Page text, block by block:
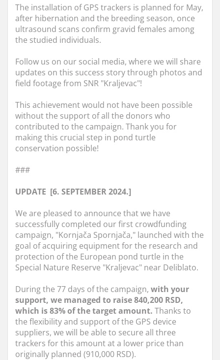
The installation of GPS trackers is planned for May,
after hibernation and the breeding season, once
ultrasound scans confirm gravid females among
the studied individuals.
Follow us on our social media, where we will share
updates on this success story through photos and
field footage from SNR "Kraljevac"!
This achievement would not have been possible
without the support of all the donors who
contributed to the campaign. Thank you for
making this crucial step in pond turtle
conservation possible!
###
UPDATE [6. SEPTEMBER 2024.]
We are pleased to announce that we have
successfully completed our first crowdfunding
campaign, "Kornjača Spornjača," launched with the
goal of acquiring equipment for the research and
protection of the European pond turtle in the
Special Nature Reserve "Kraljevac" near Deliblato.
During the 77 days of the campaign, with your
support, we managed to raise 840,200 RSD,
which is 83% of the target amount. Thanks to
the flexibility and support of the GPS device
suppliers, we will be able to secure all three
trackers for this amount at a lower price than
originally planned (910,000 RSD).